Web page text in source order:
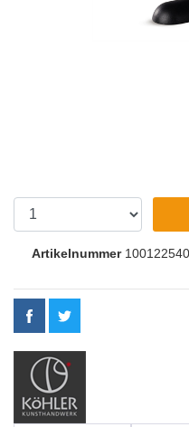
Artikelnummer100122540